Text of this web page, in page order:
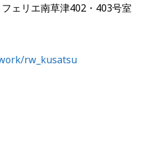
ェリエ南草津402・403号室
rw_kusatsu